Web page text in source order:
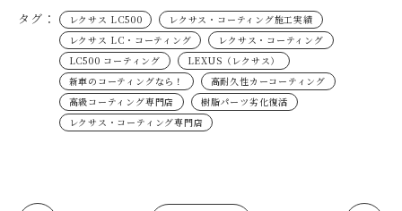
タグ： レクサス LC500
レクサス・コーティング施工実績
レクサス LC・コーティング
レクサス・コーティング
LC500 コーティング
LEXUS（レクサス）
新車のコーティングなら！
高耐久性カーコーティング
高級コーティング専門店
樹脂パーツ劣化復活
レクサス・コーティング専門店